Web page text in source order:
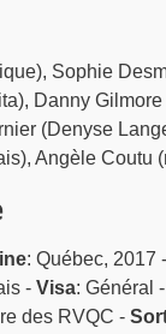
Sophie
Danny
(Denyse
Angèle Coutu
: Québec, 2017 -
-Visa: Général -
des RVQC -